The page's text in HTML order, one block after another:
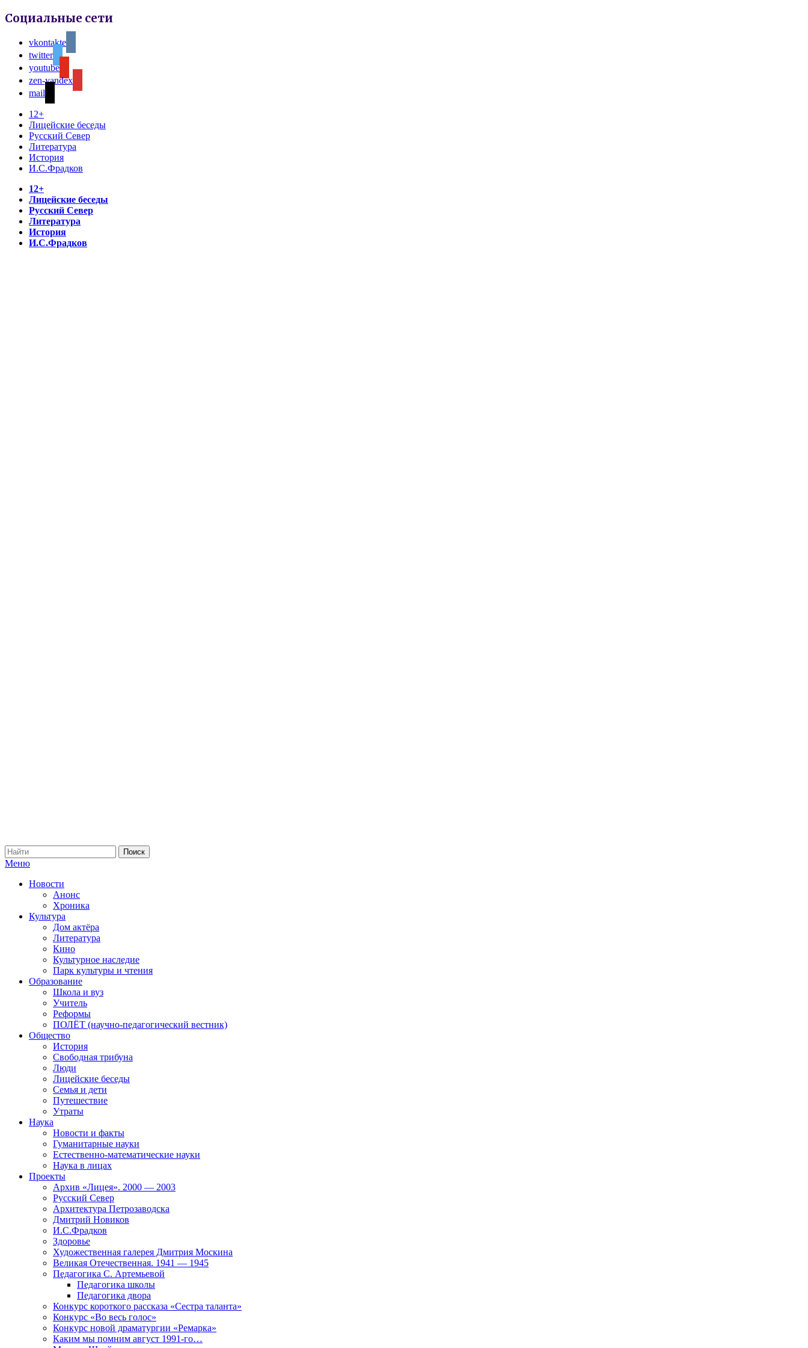
Социальные сети
vkontakte
twitter
youtube
zen-yandex
mail
12+
Лицейские беседы
Русский Север
Литература
История
И.С.Фрадков
12+
Лицейские беседы
Русский Север
Литература
История
И.С.Фрадков
Меню
Новости
Анонс
Хроника
Культура
Дом актёра
Литература
Кино
Культурное наследие
Парк культуры и чтения
Образование
Школа и вуз
Учитель
Реформы
ПОЛЁТ (научно-педагогический вестник)
Общество
История
Свободная трибуна
Люди
Лицейские беседы
Семья и дети
Путешествие
Утраты
Наука
Новости и факты
Гуманитарные науки
Естественно-математические науки
Наука в лицах
Проекты
Архив «Лицея». 2000 — 2003
Русский Север
Архитектура Петрозаводска
Дмитрий Новиков
И.С.Фрадков
Здоровье
Художественная галерея Дмитрия Москина
Великая Отечественная. 1941 — 1945
Педагогика С. Артемьевой
Педагогика школы
Педагогика двора
Конкурс короткого рассказа «Сестра таланта»
Конкурс «Во весь голос»
Конкурс новой драматургии «Ремарка»
Каким мы помним август 1991-го…